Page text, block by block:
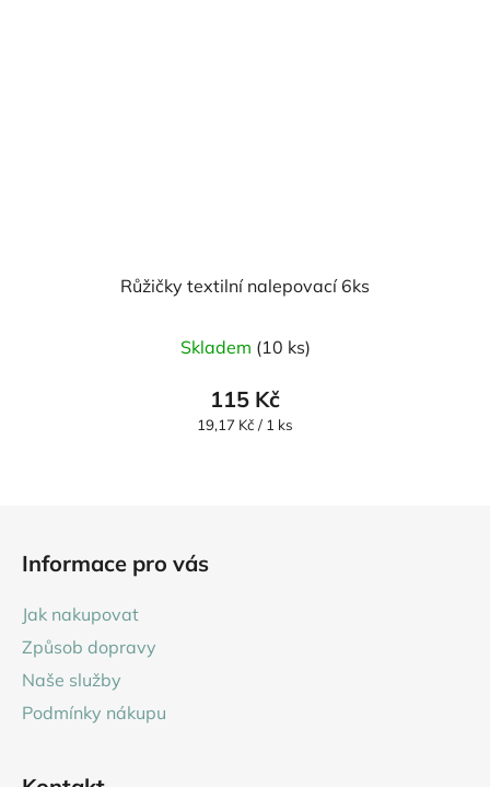
Růžičky textilní nalepovací 6ks
hodnocení
produktu
je
Skladem (10 ks)
115 Kč
Měrná
19,17 Kč / 1 ks
Informace pro vás
Jak nakupovat
Způsob dopravy
Naše služby
Podmínky nákupu